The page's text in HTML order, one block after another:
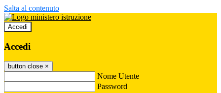
Salta al contenuto
Accedi
Accedi
button close ×
Nome Utente
Password